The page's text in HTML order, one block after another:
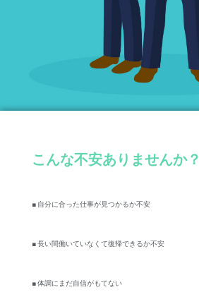
こんな不安ありませんか？
■ 自分に合った仕事が見つかるか不安
■ 長い間働いていなくて復帰できるか不安
■ 体調にまだ自信がもてない